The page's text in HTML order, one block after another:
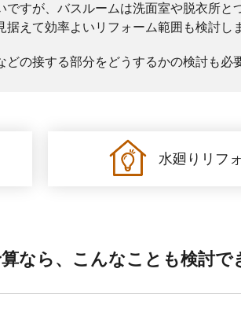
すが、バスルームは洗面室や脱衣所と
えて効率よいリフォーム範囲も検討し
の接する部分をどうするかの検討も必
水廻りリフ
なら、 こんなことも検討で